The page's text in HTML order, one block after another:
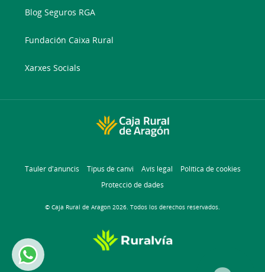
Blog Seguros RGA
Fundación Caixa Rural
Xarxes Socials
Tauler d'anuncis Tipus de canvi Avís legal
Política de cookies
Protecció de dades
© Caja Rural de Aragon 2026. Todos los derechos reservados.